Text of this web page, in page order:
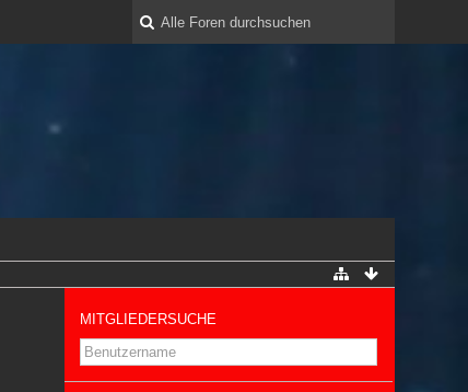
MITGLIEDERSUCHE